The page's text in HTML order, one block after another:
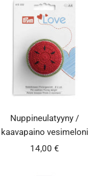
Nuppineulatyyny /
kaavapaino vesimeloni
Alennushinta
14,00 €